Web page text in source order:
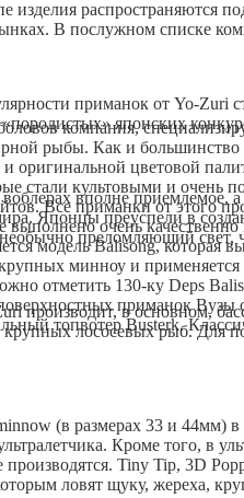
компания,
рыбы. Как и большинство
оригинальной цветовой
стали культовыми и очень
Все приманки от этого
очень
модель Balisong, которая
минноу и
отметить 130-ку Deps
приманок Вузы
топвотер Busterk.
изделия распространяются
В послужном списке
приманок от Yo-Zuri
японских
вполне приемлемое,
Японцы преуспели в
преломляющий свет,
производит, в основном,
лососевых рыб. Для
(в размерах 33 и 44мм)
Кроме того, в
Tiny Tip, 3D
ловят щуку, жереха,